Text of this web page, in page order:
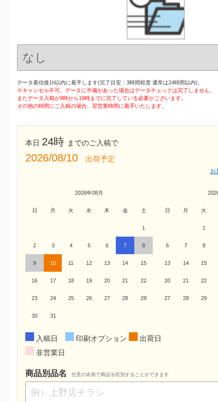
データ着信後1h以内に着手します(完了目安：3時間程度 通常は24時間以内)。
※キャンセル不可。データに不備があった場合はデータチェックは完了しません。
またデータ入稿が9時から19時までに完了している必要がございます。
その他の時間にご入稿の場合、翌営業時間に着手いたします。
本日 24時 までのご入稿で
2026/08/10 出荷予定
お
2026年08月
日 月 火 水 木 金 土
1
2 3 4 5 6 7 8
9 10 11 12 13 14 15
16 17 18 19 20 21 22
23 24 25 26 27 28 29
30 31
日 月 火
1
6 7 8
13 14 15
20 21 22
27 28 29
入稿日 印刷オプション
出荷日
非営業日
商品別品名 任意の名前で商品を区別することができます